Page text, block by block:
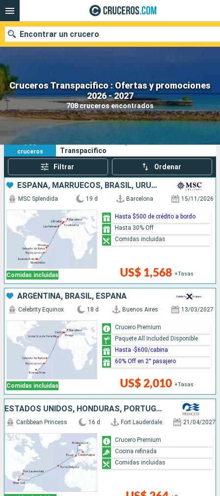
Cruceros Transpacifico : Ofertas y promociones
2026 - 2027
708 cruceros encontrados
Encontrar un crucero
Nuestros destinos
Fecha de salida
Puertos
Buscar
708
cruceros
Transpacifico
Filtrar Ordenar
ESPAÑA, MARRUECOS, BRASIL, URUGUAY, ARGENTINA
Comidas incluidas
MSC Splendida 19 d Barcelona 15/11/2026
US$ 1,568 +Tasas
Hasta $500 de crédito a bordo
Hasta 30% Off
Comidas incluidas
ARGENTINA, BRASIL, ESPAÑA
Comidas incluidas
Celebrity Equinox 18 d Buenos Aires 13/03/2027
US$ 2,010 +Tasas
Crucero Premium
Paquete All Included Disponible
Hasta -$600/cabina
60% Off en 2° pasajero
ESTADOS UNIDOS, HONDURAS, PORTUGAL, REINO UNIDO, NORUEGA, DINAMARCA
Caribbean Princess 16 d Fort Lauderdale 21/04/2027
Crucero Premium
Cocina refinada
Comidas incluidas